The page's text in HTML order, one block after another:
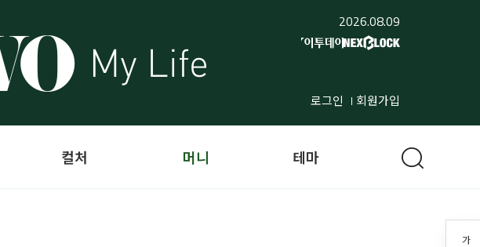
2026.08.09
로그인 회원가입
가
컬처 머니 테마